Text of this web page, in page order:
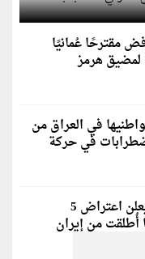
مقترحًا عُمانيًا
لمضيق هرمز
في العراق من
في حركة
الجيش الأردني يعلن اعتراض 5
أُطلقت من إيران